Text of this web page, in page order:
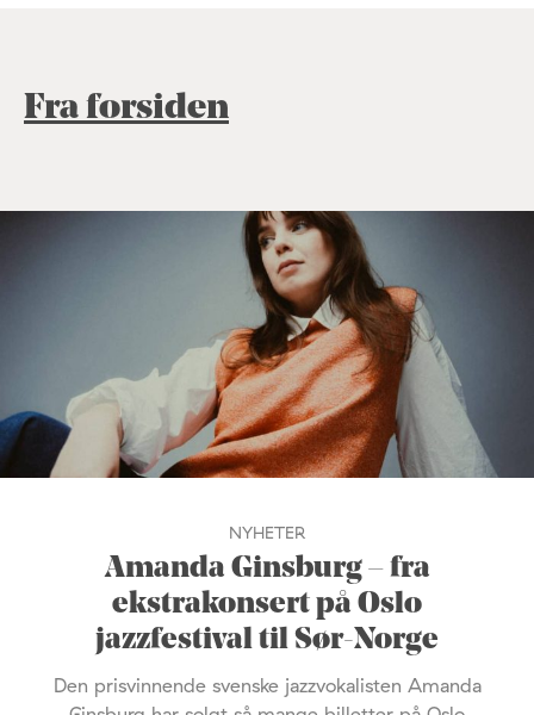
Fra forsiden
NYHETER
Amanda Ginsburg – fra
ekstrakonsert på Oslo
jazzfestival til Sør-Norge
Den prisvinnende svenske jazzvokalisten Amanda